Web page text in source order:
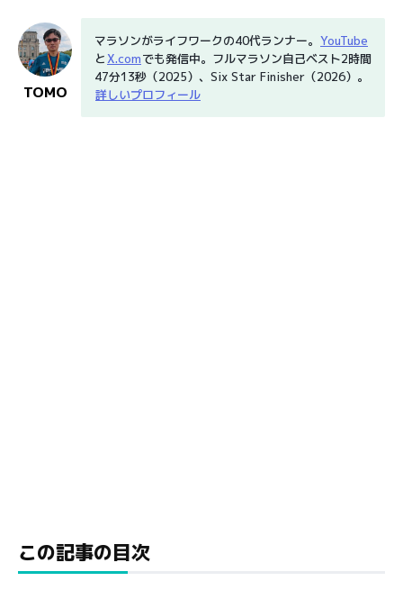
マラソンがライフワークの40代ランナー。 YouTube
とX.comでも発信中。フルマラソン自己ベスト2時間
47分13秒（2025）、Six Star Finisher（2026）。
詳しいプロフィール
TOMO
この記事の目次